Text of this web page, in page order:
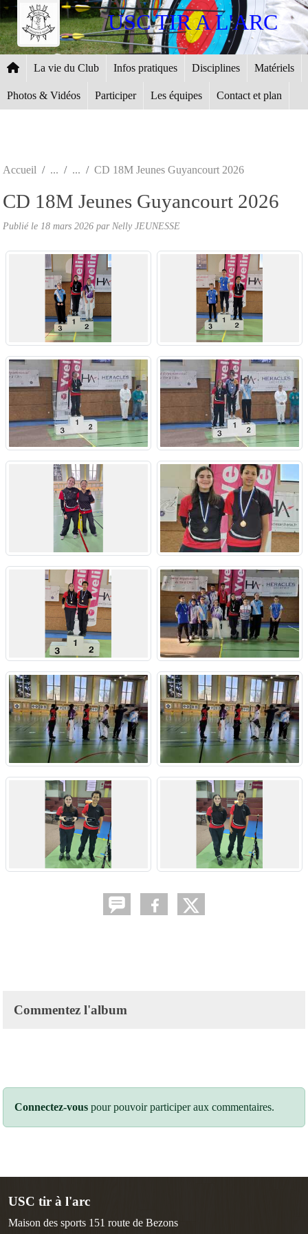
USC TIR A L'ARC
La vie du Club Infos pratiques Disciplines Matériels
Photos & Vidéos Participer Les équipes Contact et plan
Accueil CD 18M Jeunes Guyancourt 2026
CD 18M Jeunes Guyancourt 2026
Publié le 18 mars 2026 par Nelly JEUNESSE
Commentez l'album
Connectez-vous pour pouvoir participer aux commentaires.
USC tir à l'arc
Maison des sports 151 route de Bezons
Panneau de gestion des cookies